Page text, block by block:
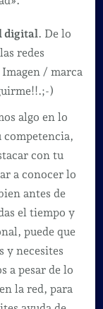
digital. De lo
redes
/ marca
)
algo en lo
competencia,
con tu
a conocer lo
antes de
el tiempo y
puede que
y necesites
a pesar de lo
la red, para